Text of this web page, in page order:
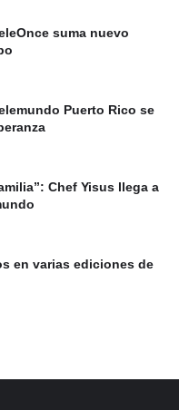
suma nuevo
Puerto Rico se
Chef Yisus llega a
en varias ediciones de